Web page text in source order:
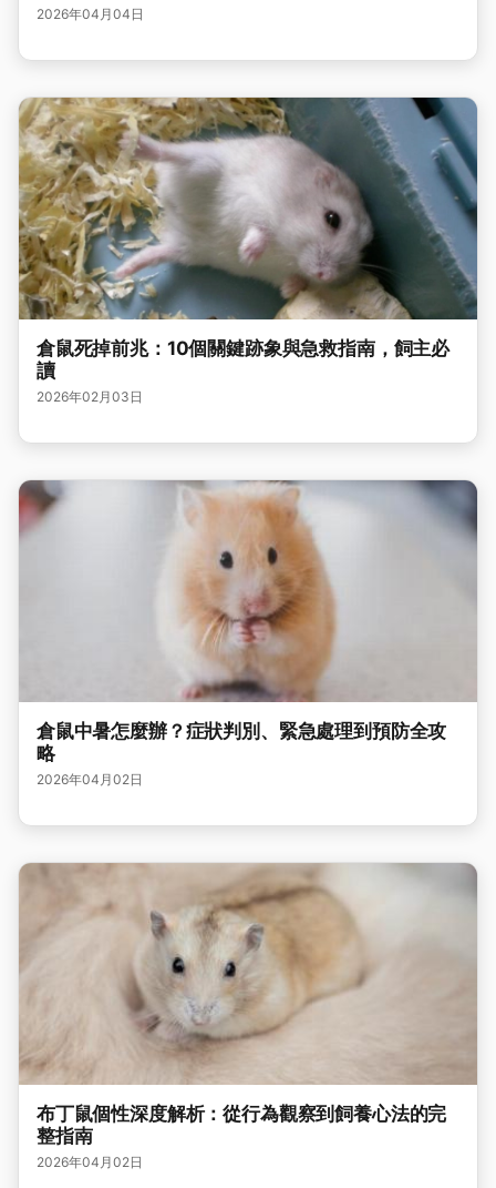
2026年04月04日
倉鼠死掉前兆：10個關鍵跡象與急救指南，飼主必
讀
2026年02月03日
倉鼠中暑怎麼辦？症狀判別、緊急處理到預防全攻
略
2026年04月02日
布丁鼠個性深度解析：從行為觀察到飼養心法的完
整指南
2026年04月02日